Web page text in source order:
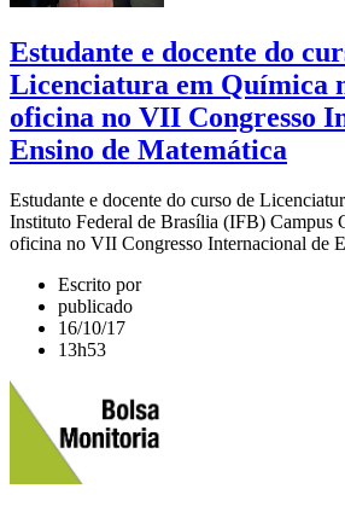
Estudante e docente do
Licenciatura em Química
oficina no VII Congresso
Ensino de Matemática
Estudante e docente do curso de
Instituto Federal de Brasília (IFB) Campus
oficina no VII Congresso Internacional de
Escrito por
publicado
16/10/17
13h53